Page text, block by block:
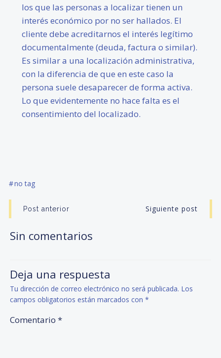
los que las personas a localizar tienen un
interés económico por no ser hallados. El
cliente debe acreditarnos el interés legítimo
documentalmente (deuda, factura o similar).
Es similar a una localización administrativa,
con la diferencia de que en este caso la
persona suele desaparecer de forma activa.
Lo que evidentemente no hace falta es el
consentimiento del localizado.
#no tag
Navegación
de
Post anterior Siguiente post
Sin comentarios
Deja una respuesta
Tu dirección de correo electrónico no será publicada. Los
campos obligatorios están marcados con *
Comentario *